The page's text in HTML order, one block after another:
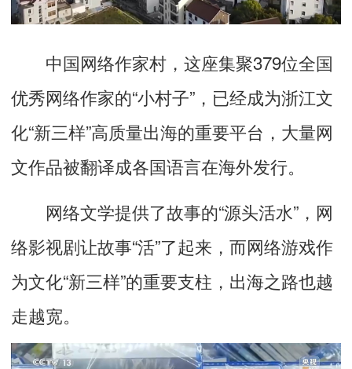
中国网络作家村，这座集聚379位全国
优秀网络作家的“小村子”，已经成为浙江文
化“新三样”高质量出海的重要平台，大量网
文作品被翻译成各国语言在海外发行。
网络文学提供了故事的“源头活水”，网
络影视剧让故事“活”了起来，而网络游戏作
为文化“新三样”的重要支柱，出海之路也越
走越宽。